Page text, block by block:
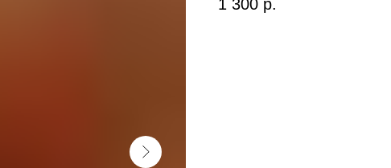
1 300 р.